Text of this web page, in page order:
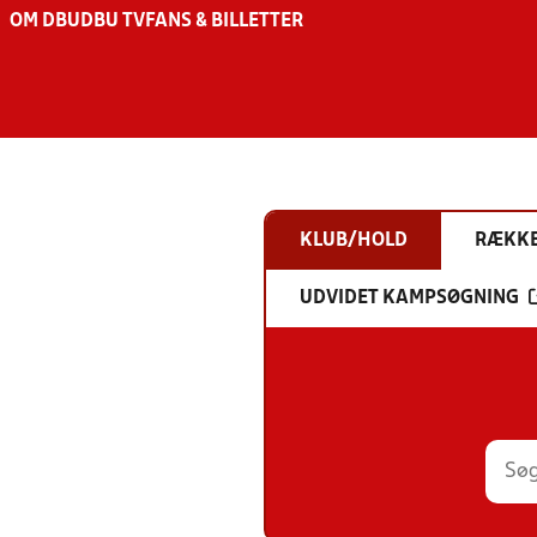
OM DBU DBU TV FANS & BILLETTER
KLUB/HOLD
UDVIDET KAMPSØGNING